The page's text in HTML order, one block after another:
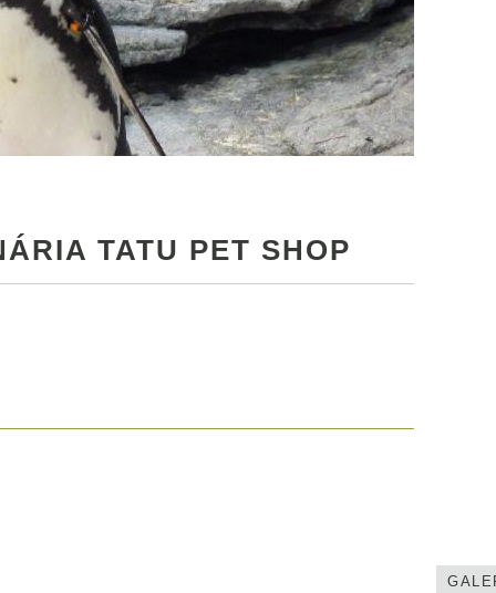
TATU PET SHOP